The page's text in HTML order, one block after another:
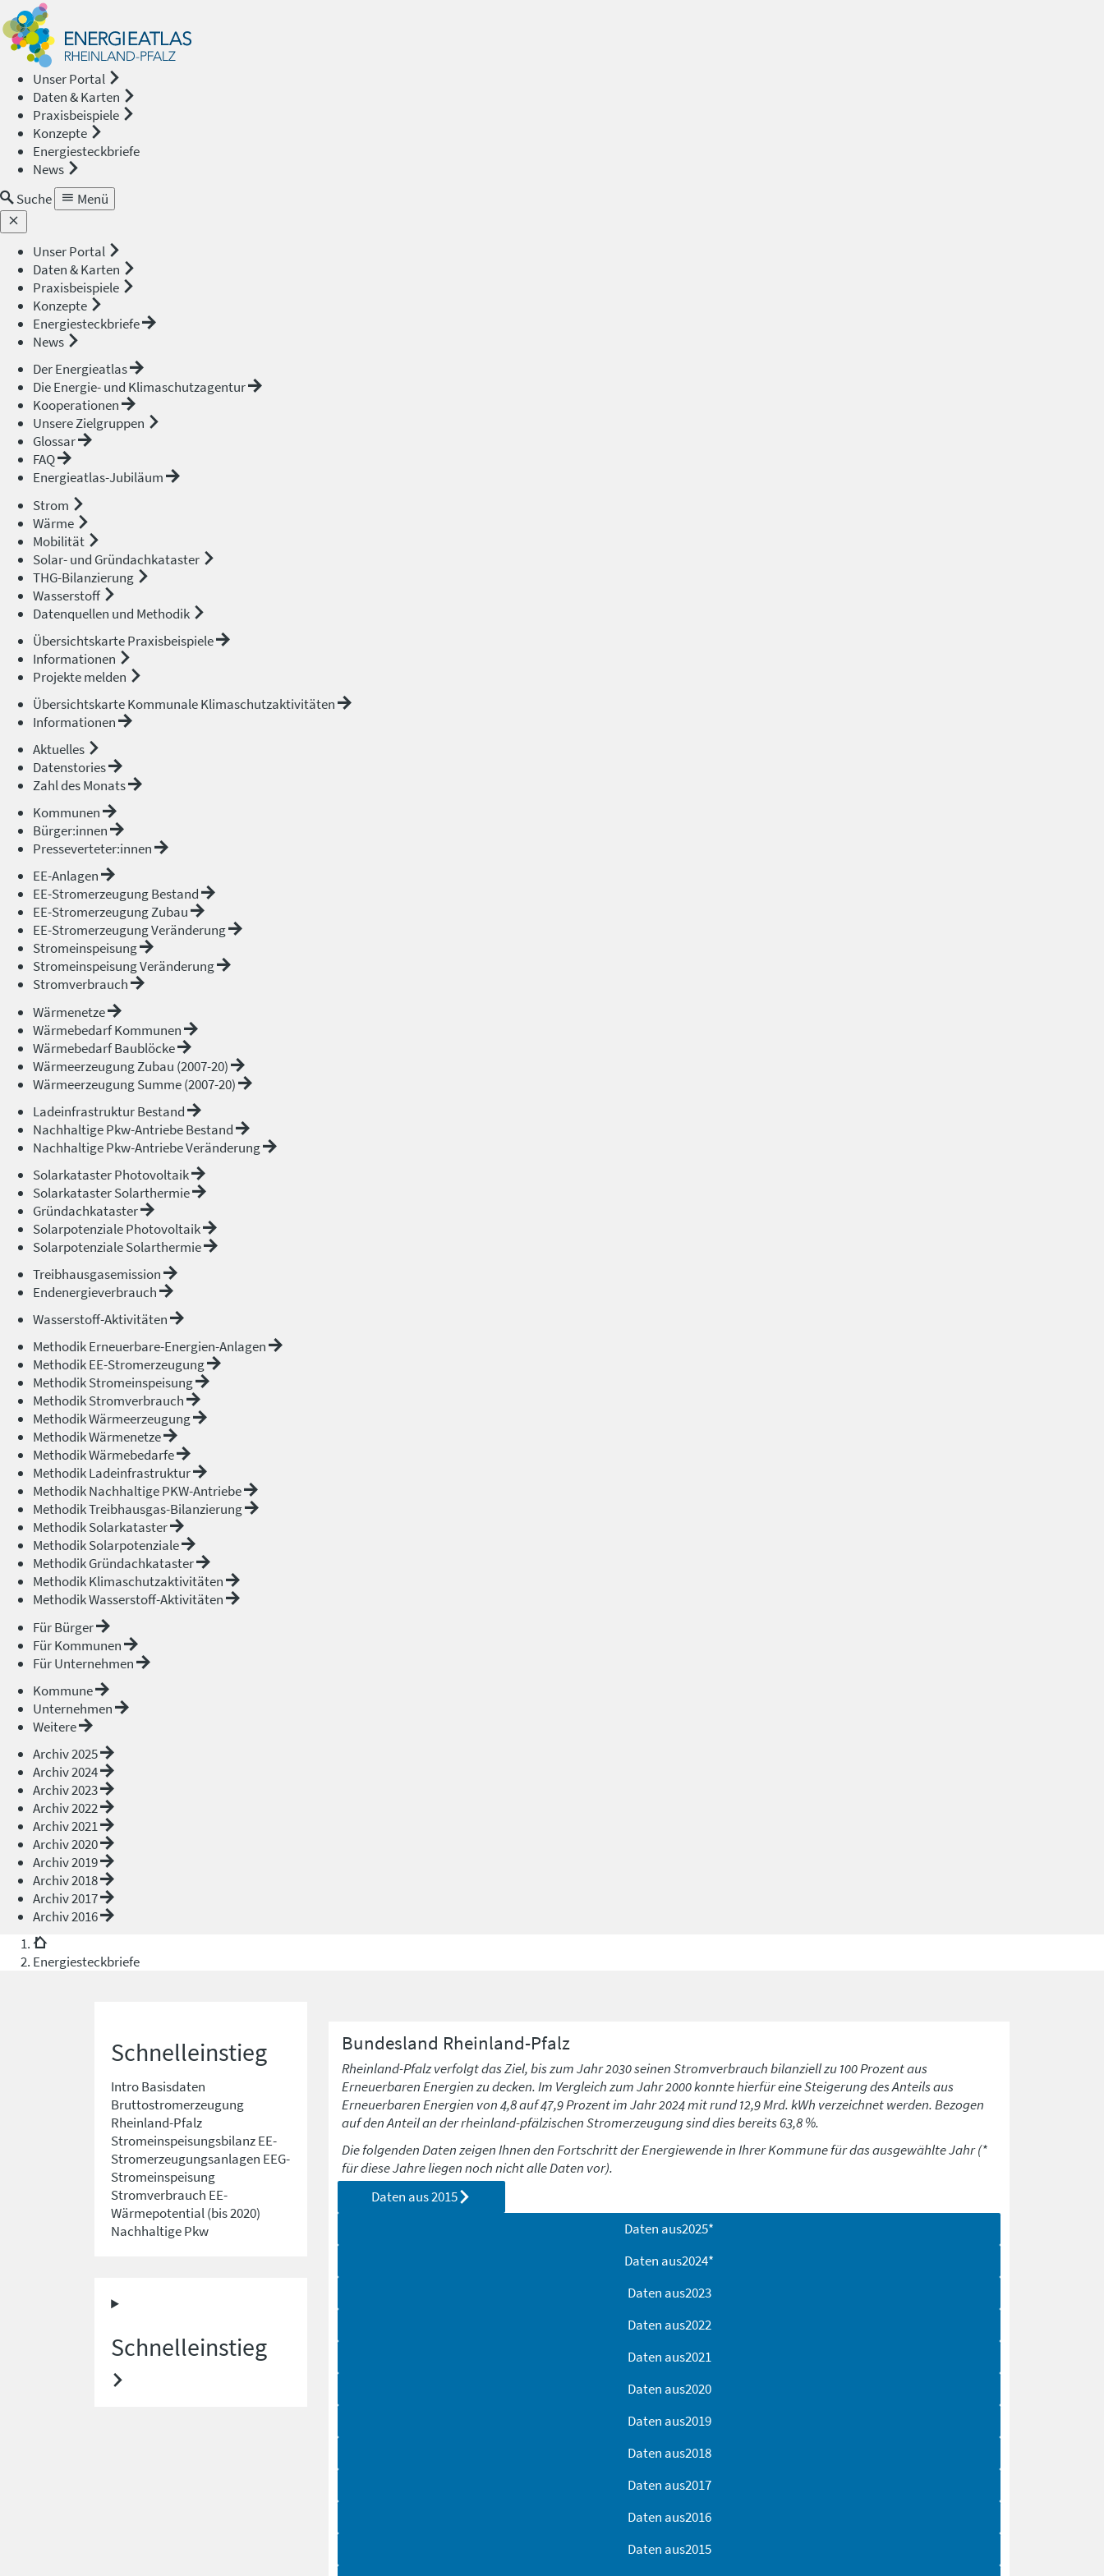
Unser Portal
Daten & Karten
Praxisbeispiele
Konzepte
Energiesteckbriefe
News
Suche
Menü
Unser Portal
Daten & Karten
Praxisbeispiele
Konzepte
Energiesteckbriefe
News
Der Energieatlas
Die Energie- und Klimaschutzagentur
Kooperationen
Unsere Zielgruppen
Glossar
FAQ
Energieatlas-Jubiläum
Strom
Wärme
Mobilität
Solar- und Gründachkataster
THG-Bilanzierung
Wasserstoff
Datenquellen und Methodik
Übersichtskarte Praxisbeispiele
Informationen
Projekte melden
Übersichtskarte Kommunale Klimaschutzaktivitäten
Informationen
Aktuelles
Datenstories
Zahl des Monats
Kommunen
Bürger:innen
Presseverteter:innen
EE-Anlagen
EE-Stromerzeugung Bestand
EE-Stromerzeugung Zubau
EE-Stromerzeugung Veränderung
Stromeinspeisung
Stromeinspeisung Veränderung
Stromverbrauch
Wärmenetze
Wärmebedarf Kommunen
Wärmebedarf Baublöcke
Wärmeerzeugung Zubau (2007-20)
Wärmeerzeugung Summe (2007-20)
Ladeinfrastruktur Bestand
Nachhaltige Pkw-Antriebe Bestand
Nachhaltige Pkw-Antriebe Veränderung
Solarkataster Photovoltaik
Solarkataster Solarthermie
Gründachkataster
Solarpotenziale Photovoltaik
Solarpotenziale Solarthermie
Treibhausgasemission
Endenergieverbrauch
Wasserstoff-Aktivitäten
Methodik Erneuerbare-Energien-Anlagen
Methodik EE-Stromerzeugung
Methodik Stromeinspeisung
Methodik Stromverbrauch
Methodik Wärmeerzeugung
Methodik Wärmenetze
Methodik Wärmebedarfe
Methodik Ladeinfrastruktur
Methodik Nachhaltige PKW-Antriebe
Methodik Treibhausgas-Bilanzierung
Methodik Solarkataster
Methodik Solarpotenziale
Methodik Gründachkataster
Methodik Klimaschutzaktivitäten
Methodik Wasserstoff-Aktivitäten
Für Bürger
Für Kommunen
Für Unternehmen
Kommune
Unternehmen
Weitere
Archiv 2025
Archiv 2024
Archiv 2023
Archiv 2022
Archiv 2021
Archiv 2020
Archiv 2019
Archiv 2018
Archiv 2017
Archiv 2016
Energiesteckbriefe
Schnelleinstieg
IntroBasisdaten
Bruttostromerzeugung
Rheinland-Pfalz
StromeinspeisungsbilanzEE-
Stromerzeugungsanlagen EEG-
Stromeinspeisung
Stromverbrauch EE-
Wärmepotential (bis 2020)
Nachhaltige Pkw
Schnelleinstieg
Bundesland Rheinland-Pfalz
Rheinland-Pfalz verfolgt das Ziel, bis zum Jahr 2030 seinen Stromverbrauch bilanziell zu 100 Prozent aus
Erneuerbaren Energien zu decken. Im Vergleich zum Jahr 2000 konnte hierfür eine Steigerung des Anteils aus
Erneuerbaren Energien von 4,8 auf 47,9 Prozent im Jahr 2024 mit rund 12,9 Mrd. kWh verzeichnet werden. Bezogen
auf den Anteil an der rheinland-pfälzischen Stromerzeugung sind dies bereits 63,8 %.
Die folgenden Daten zeigen Ihnen den Fortschritt der Energiewende in Ihrer Kommune für das ausgewählte Jahr (*
für diese Jahre liegen noch nicht alle Daten vor).
Daten aus2015
Daten aus2025*
Daten aus2024*
Daten aus2023
Daten aus2022
Daten aus2021
Daten aus2020
Daten aus2019
Daten aus2018
Daten aus2017
Daten aus2016
Daten aus2015